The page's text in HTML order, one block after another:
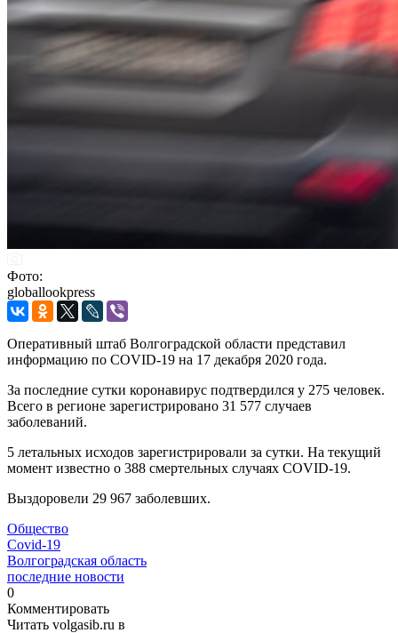
Фото:
globallookpress
Оперативный штаб Волгоградской области представил
информацию по COVID-19 на 17 декабря 2020 года.
За последние сутки коронавирус подтвердился у 275 человек.
Всего в регионе зарегистрировано 31 577 случаев
заболеваний.
5 летальных исходов зарегистрировали за сутки. На текущий
момент известно о 388 смертельных случаях СОVID-19.
Выздоровели 29 967 заболевших.
Общество
Covid-19
Волгоградская область
последние новости
0
Комментировать
Читать volgasib.ru в